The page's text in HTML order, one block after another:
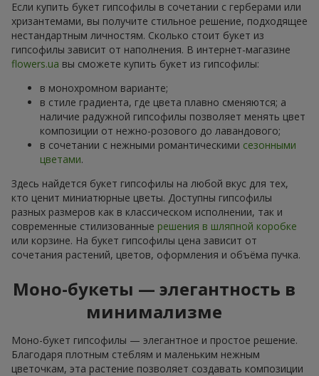
Если купить букет гипсофилы в сочетании с герберами или
хризантемами, вы получите стильное решение, подходящее
нестандартным личностям. Сколько стоит букет из
гипсофилы зависит от наполнения. В интернет-магазине
flowers.ua вы сможете купить букет из гипсофилы:
в монохромном варианте;
в стиле градиента, где цвета плавно сменяются; а
наличие радужной гипсофилы позволяет менять цвет
композиции от нежно-розового до лавандового;
в сочетании с нежными романтическими сезонными
цветами.
Здесь найдется букет гипсофилы на любой вкус для тех,
кто ценит миниатюрные цветы. Доступны гипсофилы
разных размеров как в классическом исполнении, так и
современные стилизованные решения в шляпной коробке
или корзине. На букет гипсофилы цена зависит от
сочетания растений, цветов, оформления и объёма пучка.
Моно-букеты — элегантность в
минимализме
Моно-букет гипсофилы — элегантное и простое решение.
Благодаря плотным стеблям и маленьким нежным
цветочкам, эта растение позволяет создавать композиции